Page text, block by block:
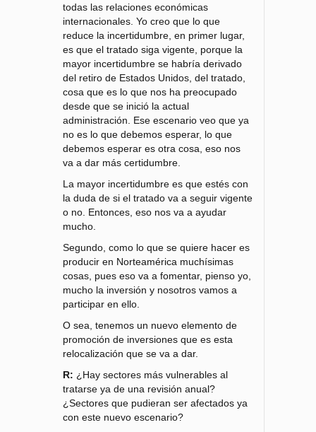
todas las relaciones económicas
internacionales. Yo creo que lo que
reduce la incertidumbre, en primer lugar,
es que el tratado siga vigente, porque la
mayor incertidumbre se habría derivado
del retiro de Estados Unidos, del tratado,
cosa que es lo que nos ha preocupado
desde que se inició la actual
administración. Ese escenario veo que ya
no es lo que debemos esperar, lo que
debemos esperar es otra cosa, eso nos
va a dar más certidumbre.
La mayor incertidumbre es que estés con
la duda de si el tratado va a seguir vigente
o no. Entonces, eso nos va a ayudar
mucho.
Segundo, como lo que se quiere hacer es
producir en Norteamérica muchísimas
cosas, pues eso va a fomentar, pienso yo,
mucho la inversión y nosotros vamos a
participar en ello.
O sea, tenemos un nuevo elemento de
promoción de inversiones que es esta
relocalización que se va a dar.
R: ¿Hay sectores más vulnerables al
tratarse ya de una revisión anual?
¿Sectores que pudieran ser afectados ya
con este nuevo escenario?